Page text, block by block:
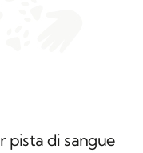
pista di sangue